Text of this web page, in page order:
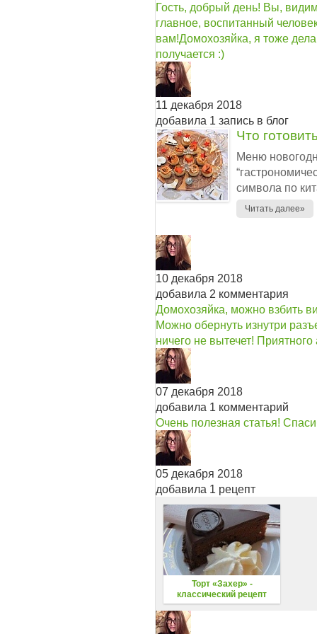
Гость, добрый день! Вы,
главное, воспитанный
вам!Домохозяйка, я тоже
получается :)
11 декабря 2018
добавила 1 запись в блог
Что
Меню
символа по
Читать далее»
10 декабря 2018
добавила 2 комментария
Домохозяйка, можно взбить
Можно обернуть изнутри
ничего не вытечет! Приятного
07 декабря 2018
добавила 1 комментарий
Очень полезная статья!
05 декабря 2018
добавила 1 рецепт
Торт «Захер» -
классический рецепт